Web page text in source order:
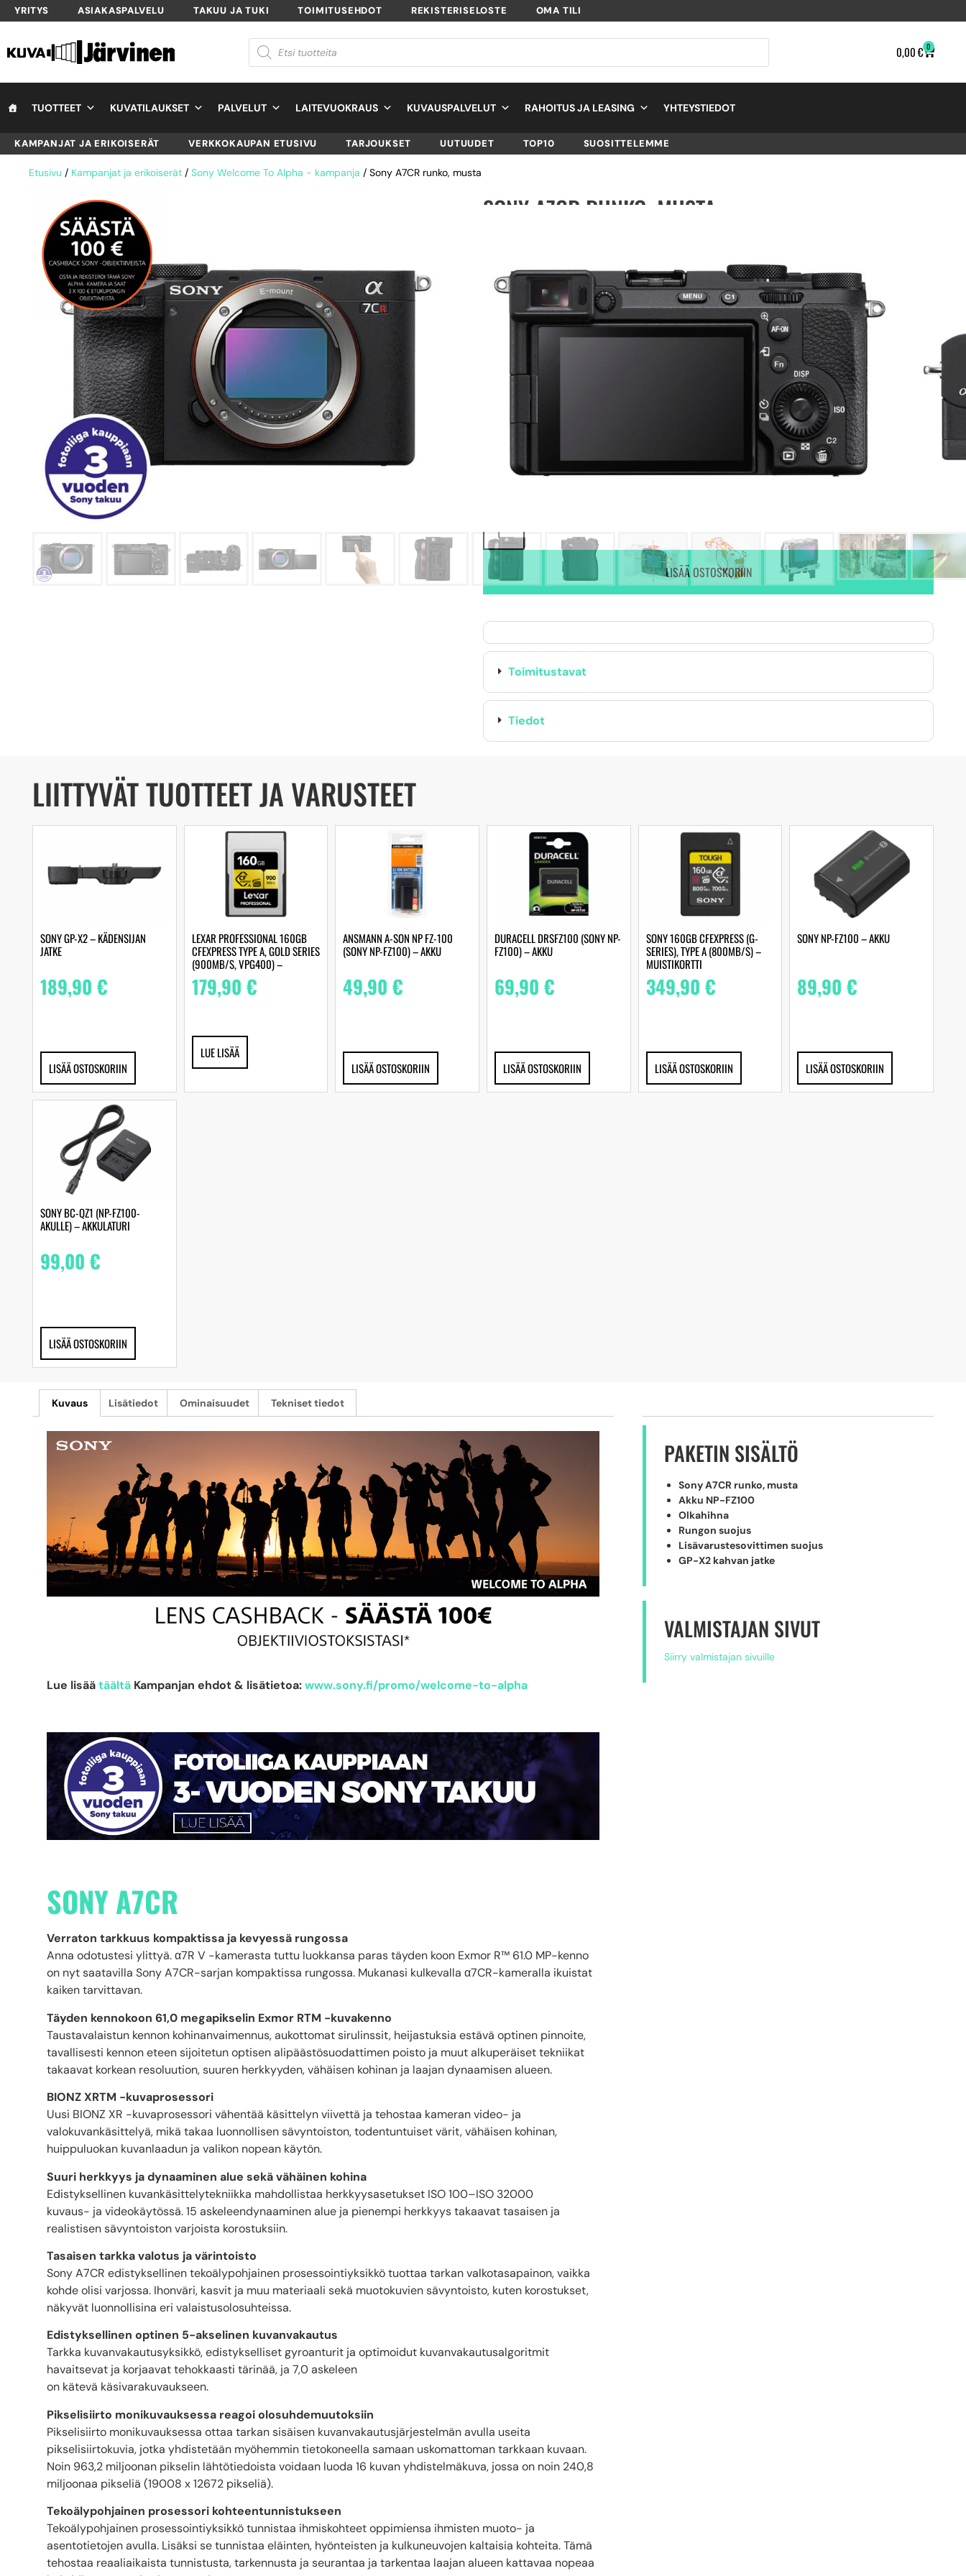
YRITYS ASIAKASPALVELU TAKUU JA TUKI TOIMITUSEHDOT REKISTERISELOSTE OMA TILI
0,00€ 0
TUOTTEET KUVATILAUKSET PALVELUT LAITEVUOKRAUS KUVAUSPALVELUT RAHOITUS JA LEASING YHTEYSTIEDOT
KAMPANJAT JA ERIKOISERÄT VERKKOKAUPAN ETUSIVU TARJOUKSET UUTUUDET TOP10 SUOSITTELEMME
Etusivu / Kampanjat ja erikoiserät / Sony Welcome To Alpha - kampanja / Sony A7CR runko, musta
SONY A7CR RUNKO, MUSTA
TUOTTEEN SAATAVUUS
Ei varastossa. (Toimitus 7-9 pv)
Maahantuojan varasto:
3 689,00€ KYSY VAIHTOTARJOUS
LISÄÄ OSTOSKORIIN
Toimitustavat
Tiedot
LIITTYVÄT TUOTTEET JA VARUSTEET
SONY GP-X2 – KÄDENSIJAN
JATKE
189,90 €
LISÄÄ OSTOSKORIIN
LEXAR PROFESSIONAL 160GB
CFEXPRESS TYPE A, GOLD SERIES
(900MB/S, VPG400) –
MUISTIKORTTI
179,90 €
LUE LISÄÄ
ANSMANN A-SON NP FZ-100
(SONY NP-FZ100) – AKKU
49,90€
LISÄÄ OSTOSKORIIN
DURACELL DRSFZ100 (SONY NP-
FZ100) – AKKU
69,90 €
LISÄÄ OSTOSKORIIN
SONY 160GB CFEXPRESS (G-
SERIES), TYPE A (800MB/S) –
MUISTIKORTTI
349,90 €
LISÄÄ OSTOSKORIIN
SONY NP-FZ100 – AKKU
89,90€
LISÄÄ OSTOSKORIIN
SONY BC-QZ1 (NP-FZ100-
AKULLE) – AKKULATURI
99,00 €
LISÄÄ OSTOSKORIIN
Kuvaus Lisätiedot Ominaisuudet Tekniset tiedot
Lue lisäätäältä Kampanjan ehdot & lisätietoa:www.sony.fi/promo/welcome-to-alpha
SONY A7CR
Verraton tarkkuus kompaktissa ja kevyessä rungossa
Anna odotustesi ylittyä. α7R V -kamerasta tuttu luokkansa paras täyden koon Exmor R™ 61.0 MP-kenno
on nyt saatavilla Sony A7CR-sarjan kompaktissa rungossa. Mukanasi kulkevalla α7CR-kameralla ikuistat
kaiken tarvittavan.
Täyden kennokoon 61,0 megapikselin Exmor RTM -kuvakenno
Taustavalaistun kennon kohinanvaimennus, aukottomat sirulinssit, heijastuksia estävä optinen pinnoite,
tavallisesti kennon eteen sijoitetun optisen alipäästösuodattimen poisto ja muut alkuperäiset tekniikat
takaavat korkean resoluution, suuren herkkyyden, vähäisen kohinan ja laajan dynaamisen alueen.
BIONZ XRTM -kuvaprosessori
Uusi BIONZ XR -kuvaprosessori vähentää käsittelyn viivettä ja tehostaa kameran video- ja
valokuvankäsittelyä, mikä takaa luonnollisen sävyntoiston, todentuntuiset värit, vähäisen kohinan,
huippuluokan kuvanlaadun ja valikon nopean käytön.
Suuri herkkyys ja dynaaminen alue sekä vähäinen kohina
Edistyksellinen kuvankäsittelytekniikka mahdollistaa herkkyysasetukset ISO 100–ISO 32000
kuvaus- ja videokäytössä. 15 askeleendynaaminen alue ja pienempi herkkyys takaavat tasaisen ja
realistisen sävyntoiston varjoista korostuksiin.
Tasaisen tarkka valotus ja värintoisto
Sony A7CR edistyksellinen tekoälypohjainen prosessointiyksikkö tuottaa tarkan valkotasapainon, vaikka
kohde olisi varjossa. Ihonväri, kasvit ja muu materiaali sekä muotokuvien sävyntoisto, kuten korostukset,
näkyvät luonnollisina eri valaistusolosuhteissa.
Edistyksellinen optinen 5-akselinen kuvanvakautus
Tarkka kuvanvakautusyksikkö, edistykselliset gyroanturit ja optimoidut kuvanvakautusalgoritmit
havaitsevat ja korjaavat tehokkaasti tärinää, ja 7,0 askeleen
on kätevä käsivarakuvaukseen.
Pikselisiirto monikuvauksessa reagoi olosuhdemuutoksiin
Pikselisiirto monikuvauksessa ottaa tarkan sisäisen kuvanvakautusjärjestelmän avulla useita
pikselisiirtokuvia, jotka yhdistetään myöhemmin tietokoneella samaan uskomattoman tarkkaan kuvaan.
Noin 963,2 miljoonan pikselin lähtötiedoista voidaan luoda 16 kuvan yhdistelmäkuva, jossa on noin 240,8
miljoonaa pikseliä (19008 x 12672 pikseliä).
Tekoälypohjainen prosessori kohteentunnistukseen
Tekoälypohjainen prosessointiyksikkö tunnistaa ihmiskohteet oppimiensa ihmisten muoto- ja
asentotietojen avulla. Lisäksi se tunnistaa eläinten, hyönteisten ja kulkuneuvojen kaltaisia kohteita. Tämä
tehostaa reaaliaikaista tunnistusta, tarkennusta ja seurantaa ja tarkentaa laajan alueen kattavaa nopeaa
PAKETIN SISÄLTÖ
Sony A7CR runko, musta
Akku NP-FZ100
Olkahihna
Rungon suojus
Lisävarustesovittimen suojus
GP-X2 kahvan jatke
VALMISTAJAN SIVUT
Siirry valmistajan sivuille